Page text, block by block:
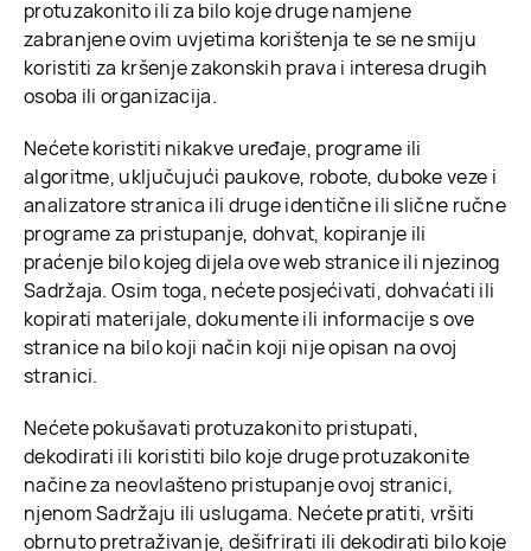
protuzakonito ili za bilo koje druge namjene
zabranjene ovim uvjetima korištenja te se ne smiju
koristiti za kršenje zakonskih prava i interesa drugih
osoba ili organizacija.
Nećete koristiti nikakve uređaje, programe ili
algoritme, uključujući paukove, robote, duboke veze i
analizatore stranica ili druge identične ili slične ručne
programe za pristupanje, dohvat, kopiranje ili
praćenje bilo kojeg dijela ove web stranice ili njezinog
Sadržaja. Osim toga, nećete posjećivati, dohvaćati ili
kopirati materijale, dokumente ili informacije s ove
stranice na bilo koji način koji nije opisan na ovoj
stranici.
Nećete pokušavati protuzakonito pristupati,
dekodirati ili koristiti bilo koje druge protuzakonite
načine za neovlašteno pristupanje ovoj stranici,
njenom Sadržaju ili uslugama. Nećete pratiti, vršiti
obrnuto pretraživanje, dešifrirati ili dekodirati bilo koje